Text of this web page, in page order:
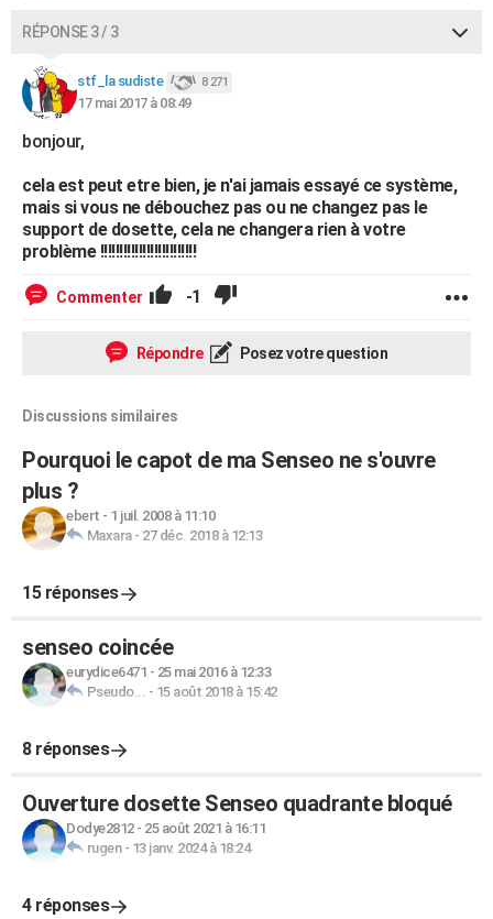
RÉPONSE 3 / 3
stf_la sudiste 8 271
17 mai 2017 à 08:49
bonjour,
cela est peut etre bien, je n'ai jamais essayé ce système,
mais si vous ne débouchez pas ou ne changez pas le
support de dosette, cela ne changera rien à votre
problème !!!!!!!!!!!!!!!!!!!!!!!!!
Commenter -1
Répondre Posez votre question
Discussions similaires
Pourquoi le capot de ma Senseo ne s'ouvre
plus ?
ebert - 1 juil. 2008 à 11:10
Maxara- 27 déc. 2018 à 12:13
15 réponses
senseo coincée
eurydice6471 - 25 mai 2016 à 12:33
Pseudo... - 15 août 2018 à 15:42
8 réponses
Ouverture dosette Senseo quadrante bloqué
Dodye2812- 25 août 2021 à 16:11
rugen- 13 janv. 2024 à 18:24
4 réponses